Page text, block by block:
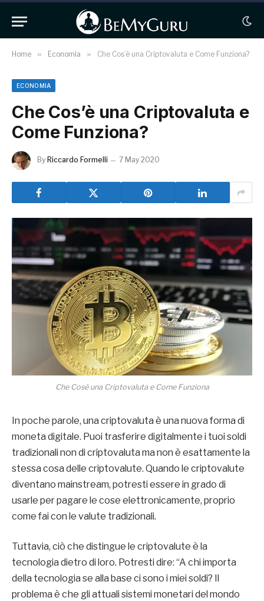
Home » Economia » Che Cos’è una Criptovaluta e Come Funziona?
ECONOMIA
Che Cos’è una Criptovaluta e
Come Funziona?
By Riccardo Formelli 7 May 2020
Che Cosè una Criptovaluta e Come Funziona
In poche parole, una criptovaluta è una nuova forma di
moneta digitale. Puoi trasferire digitalmente i tuoi soldi
tradizionali non di criptovaluta ma non è esattamente la
stessa cosa delle criptovalute. Quando le criptovalute
diventano mainstream, potresti essere in grado di
usarle per pagare le cose elettronicamente, proprio
come fai con le valute tradizionali.
Tuttavia, ciò che distingue le criptovalute è la
tecnologia dietro di loro. Potresti dire: “A chi importa
della tecnologia se alla base ci sono i miei soldi? Il
problema è che gli attuali sistemi monetari del mondo